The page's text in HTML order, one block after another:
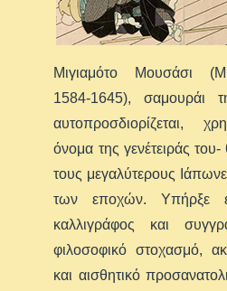
Μιγιαμότο Μουσάσι
1584-1645), σαμουράι
αυτοπροσδιορίζεται,
όνομα της γενέτειράς
τους μεγαλύτερους
των εποχών. Υπήρξε
καλλιγράφος και
φιλοσοφικό στοχασμό,
και αισθητικό